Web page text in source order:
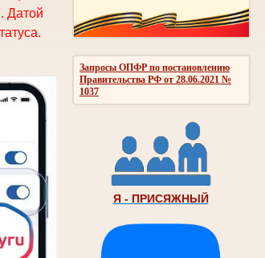
Запросы ОПФР по постановлению
Правительства РФ от 28.06.2021 №
1037
Я - ПРИСЯЖНЫЙ
Датой